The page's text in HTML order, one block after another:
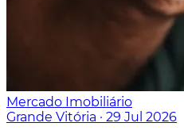
Mercado Imobiliário
Grande Vitória · 29 Jul 2026